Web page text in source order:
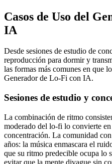
Casos de Uso del
IA
Desde sesiones de estudio de
reproducción para dormir y
las formas más comunes en que
Generador de Lo-Fi con IA.
Sesiones de estudio y
La combinación de ritmo
moderado del lo-fi lo convierte en
concentración. La comunidad
años: la música enmascara el
que su ritmo predecible ocupa lo
evitar que la mente divague sin